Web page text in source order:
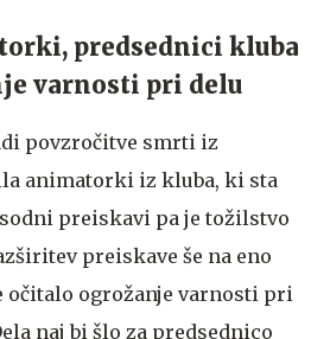
predsednici kluba
varnosti pri delu
povzročitve smrti iz
animatorki iz kluba, ki sta
preiskavi pa je tožilstvo
preiskave še na eno
očitalo ogrožanje varnosti pri
naj bi šlo za predsednico